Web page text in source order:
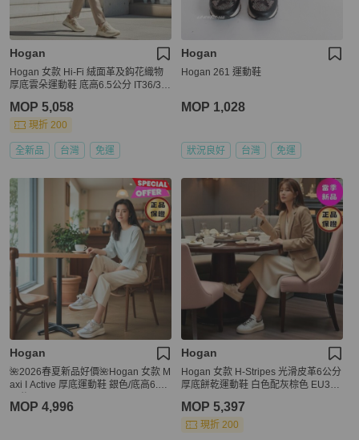
Hogan
Hogan 女款 Hi-Fi 絨面革及鈎花織物
厚底雲朵運動鞋 底高6.5公分 IT36/37/
MOP 5,058
現折 200
全新品 台灣 免運
Hogan
Hogan 261 運動鞋
MOP 1,028
狀況良好 台灣 免運
Hogan
🌺2026春夏新品好價🌺Hogan 女款 M
axi I Active 厚底運動鞋 銀色/底高6.5
MOP 4,996
Hogan
Hogan 女款 H-Stripes 光滑皮革6公分
厚底餅乾運動鞋 白色配灰棕色 EU37/
MOP 5,397
現折 200